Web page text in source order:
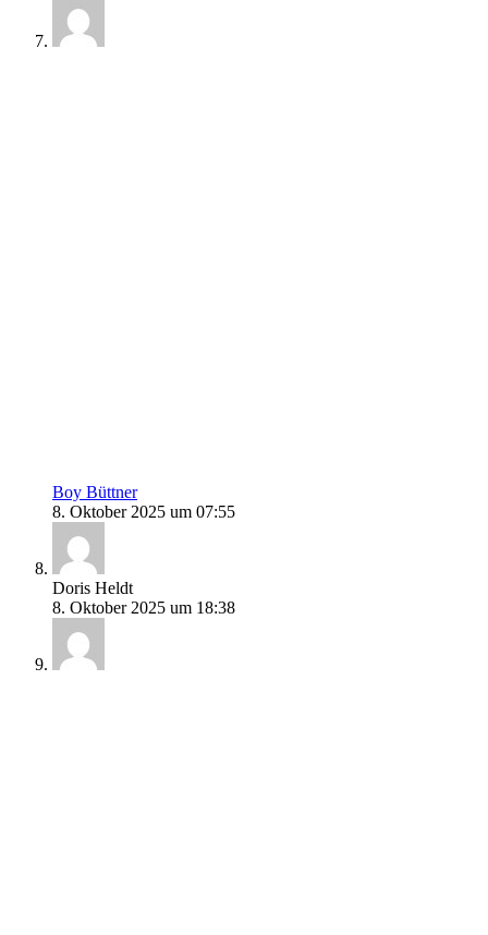
Boy Büttner
8. Oktober 2025 um 07:55
Doris Heldt
8. Oktober 2025 um 18:38